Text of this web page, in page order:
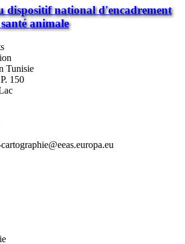
dispositif national d'encadrement
animale
Tunisie
150